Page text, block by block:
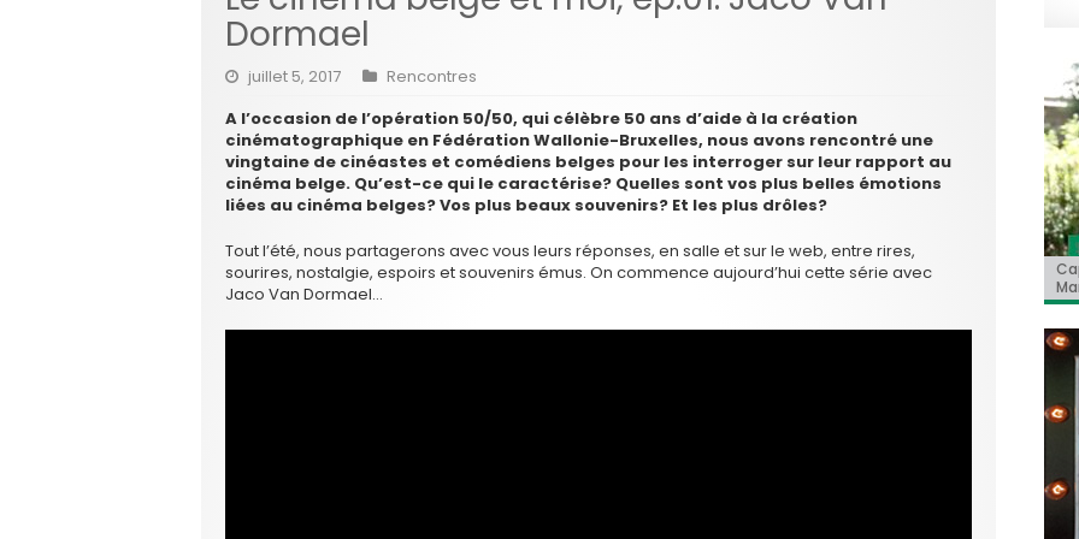
Dormael
juillet 5, 2017
Rencontres
A l’occasion de l’opération 50/50, qui célèbre 50 ans d’aide à la création
cinématographique en Fédération Wallonie-Bruxelles, nous avons rencontré une
vingtaine de cinéastes et comédiens belges pour les interroger sur leur rapport au
cinéma belge. Qu’est-ce qui le caractérise? Quelles sont vos plus belles émotions
liées au cinéma belges? Vos plus beaux souvenirs? Et les plus drôles?
Tout l’été, nous partagerons avec vous leurs réponses, en salle et sur le web, entre rires,
sourires, nostalgie, espoirs et souvenirs émus. On commence aujourd’hui cette série avec
Jaco Van Dormael…
du
«
«